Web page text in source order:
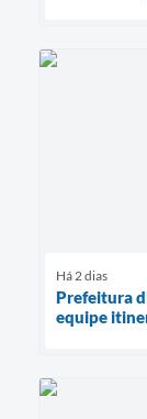
Há 2 dias
Prefeitura
equipe